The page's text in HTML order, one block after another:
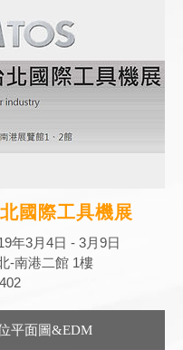
國際工具機展
年3月4日 - 3月9日
-南港二館 1樓
平面圖&EDM